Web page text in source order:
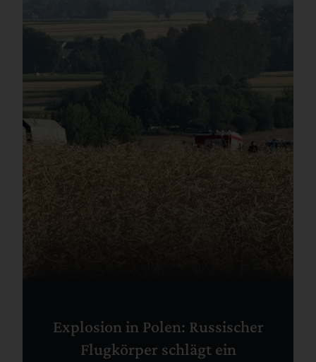
Explosion in Polen: Russischer
Flugkörper schlägt ein